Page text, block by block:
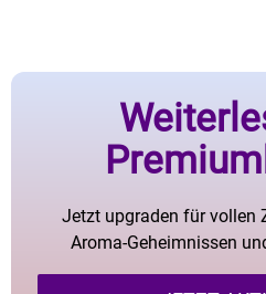
Jetzt upgraden für vollen
Aroma-Geheimnissen